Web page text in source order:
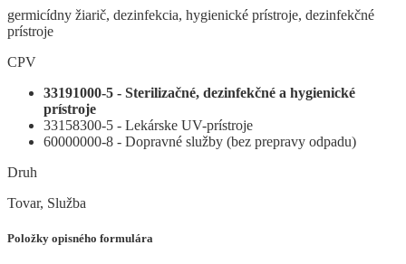
germicídny žiarič, dezinfekcia, hygienické prístroje, dezinfekčné
prístroje
CPV
33191000-5 - Sterilizačné, dezinfekčné a hygienické
prístroje
33158300-5 - Lekárske UV-prístroje
60000000-8 - Dopravné služby (bez prepravy odpadu)
Druh
Tovar, Služba
Položky opisného formulára